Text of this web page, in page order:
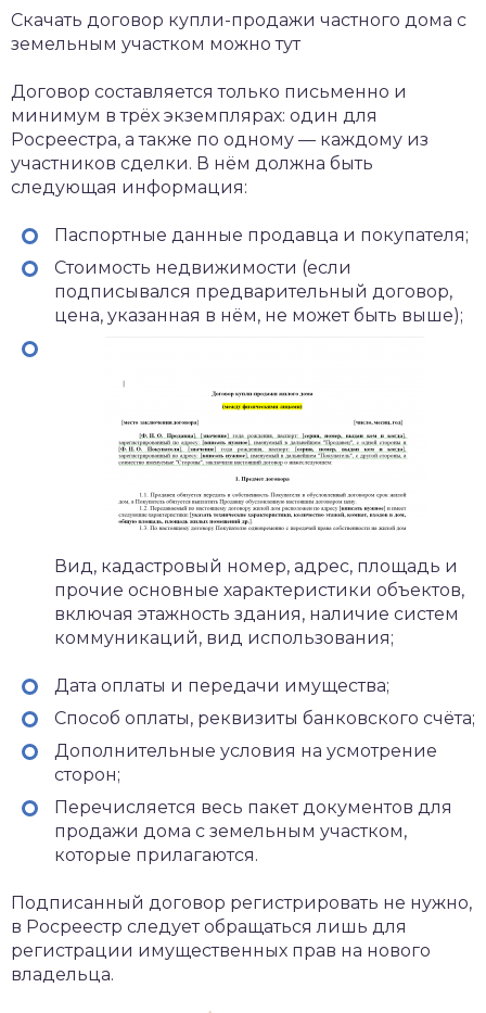
Скачать договор купли-продажи частного дома c
земельным участком можно тут
Договор составляется только письменно и
минимум в трёх экземплярах: один для
Росреестра, а также по одному — каждому из
участников сделки. В нём должна быть
следующая информация:
Паспортные данные продавца и покупателя;
Стоимость недвижимости (если
подписывался предварительный договор,
цена, указанная в нём, не может быть выше);
Вид, кадастровый номер, адрес, площадь и
прочие основные характеристики объектов,
включая этажность здания, наличие систем
коммуникаций, вид использования;
Дата оплаты и передачи имущества;
Способ оплаты, реквизиты банковского счёта;
Дополнительные условия на усмотрение
сторон;
Перечисляется весь пакет документов для
продажи дома с земельным участком,
которые прилагаются.
Подписанный договор регистрировать не нужно,
в Росреестр следует обращаться лишь для
регистрации имущественных прав на нового
владельца.